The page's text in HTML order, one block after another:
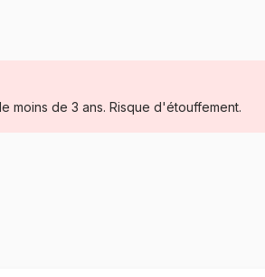
Puzzle pour Adultes (500 à 48.000
moins de 3 ans. Risque d'étouffement.